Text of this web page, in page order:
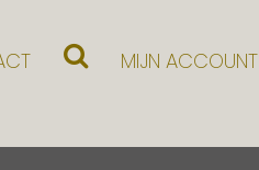
MIJN ACCOUNT